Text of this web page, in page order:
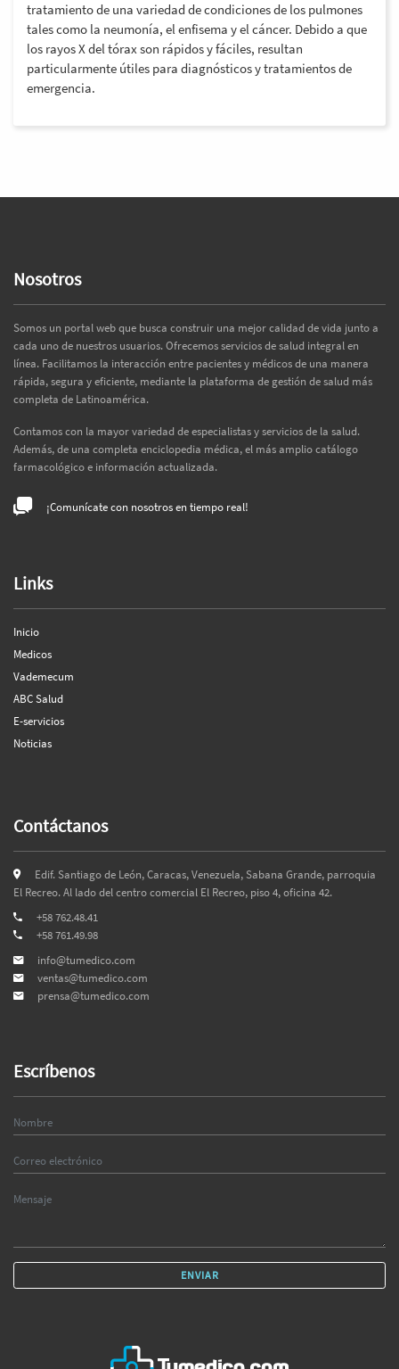
tratamiento de una variedad de condiciones de los pulmones
tales como la neumonía, el enfisema y el cáncer. Debido a que
los rayos X del tórax son rápidos y fáciles, resultan
particularmente útiles para diagnósticos y tratamientos de
emergencia.
Nosotros
Somos un portal web que busca construir una mejor calidad de vida junto a
cada uno de nuestros usuarios. Ofrecemos servicios de salud integral en
línea. Facilitamos la interacción entre pacientes y médicos de una manera
rápida, segura y eficiente, mediante la plataforma de gestión de salud más
completa de Latinoamérica.
Contamos con la mayor variedad de especialistas y servicios de la salud.
Además, de una completa enciclopedia médica, el más amplio catálogo
farmacológico e información actualizada.
¡Comunícate con nosotros en tiempo real!
Links
Inicio
Medicos
Vademecum
ABC Salud
E-servicios
Noticias
Contáctanos
Edif. Santiago de León, Caracas, Venezuela, Sabana Grande, parroquia
El Recreo. Al lado del centro comercial El Recreo, piso 4, oficina 42.
+58 762.48.41
+58 761.49.98
info@tumedico.com
ventas@tumedico.com
prensa@tumedico.com
Escríbenos
ENVIAR